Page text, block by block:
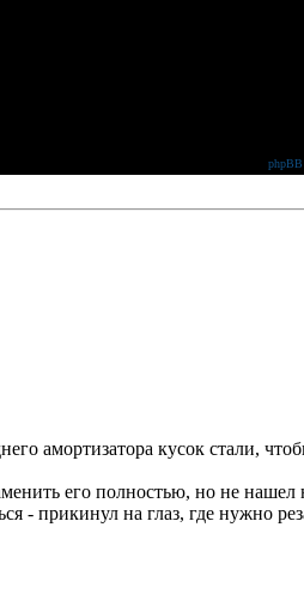
phpBB
амортизатора кусок стали,
его полностью, но не
- прикинул на глаз, где нужно